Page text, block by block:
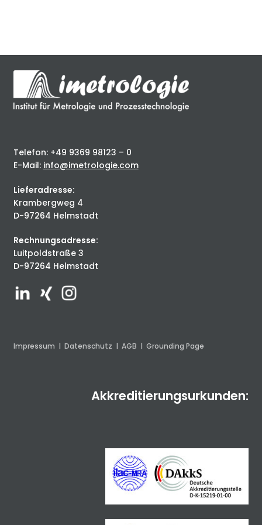
Telefon: +49 9369 98123 – 0
E-Mail: info@imetrologie.com
Lieferadresse:
Krambergweg 4
D-97264 Helmstadt
Rechnungsadresse:
Luitpoldstraße 3
D-97264 Helmstadt
Impressum | Datenschutz | AGB | Grounding Page
Akkreditierungsurkunden: